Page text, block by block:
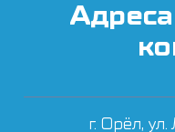
г. Орёл,